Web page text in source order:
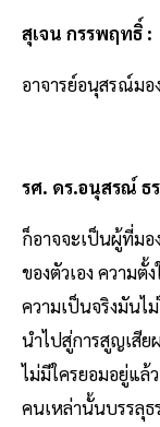
สุเจน กรรพฤทธิ์ :
อาจารย์อนุสรณ์มอ
รศ. ดร.อนุสรณ์ ธ
ก็อาจจะเป็นผู้ที่มอ
ของตัวเอง ความตั้
ความเป็นจริงมันไ
นำไปสู่การสูญเสี
ไม่มีใครยอมอยู่แล้
คนเหล่านั้นบรรลุธ